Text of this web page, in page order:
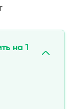
на 1